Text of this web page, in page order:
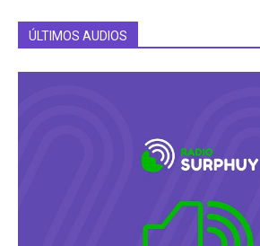
ÚLTIMOS AUDIOS